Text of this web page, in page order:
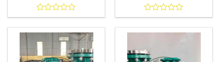
0
out
of
5
0
out
of